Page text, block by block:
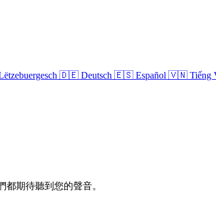
🇩🇪 Deutsch 🇪🇸 Español 🇻🇳 Tiếng
期待聽到您的聲音。